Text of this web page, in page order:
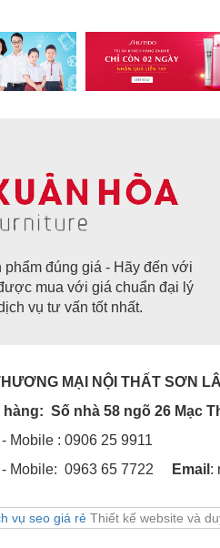
phẩm đúng giá - Hãy đến với
mua với giá chuẩn đại lý
vụ tư vấn tốt nhất.
MẠI NỘI THẤT SƠN
hàng: Số nhà 58 ngõ 26 Mạc
Mobile : 0906 25 9911
- Mobile: 0963 65 7722 Email :
vụ seo giá rẻ Thiết kế website và